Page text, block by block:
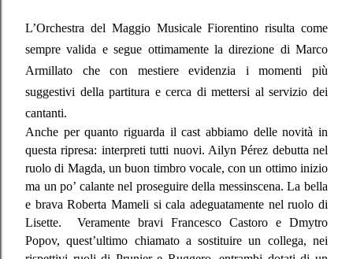
L’Orchestra del Maggio Musicale Fiorentino risulta come
sempre valida e segue ottimamente la direzione di Marco
Armillato che con mestiere evidenzia i momenti più
suggestivi della partitura e cerca di mettersi al servizio dei
cantanti.
Anche per quanto riguarda il cast abbiamo delle novità in
questa ripresa: interpreti tutti nuovi. Ailyn Pérez debutta nel
ruolo di Magda, un buon timbro vocale, con un ottimo inizio
ma un po’ calante nel proseguire della messinscena. La bella
e brava Roberta Mameli si cala adeguatamente nel ruolo di
Lisette.
Veramente bravi Francesco Castoro e Dmytro
Popov, quest’ultimo chiamato a sostituire un collega, nei